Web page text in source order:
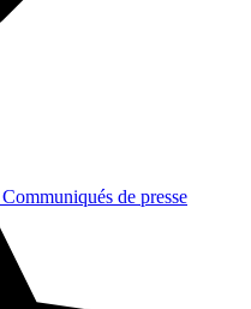
Communiqués de presse